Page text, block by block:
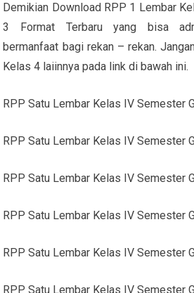
Demikian Download RPP 1 Lembar
3 Format Terbaru yang bisa
bermanfaat bagi rekan – rekan.
Kelas 4 laiinnya pada link di bawah ini.
RPP Satu Lembar Kelas IV Semester
RPP Satu Lembar Kelas IV Semester
RPP Satu Lembar Kelas IV Semester
RPP Satu Lembar Kelas IV Semester
RPP Satu Lembar Kelas IV Semester
RPP Satu Lembar Kelas IV Semester